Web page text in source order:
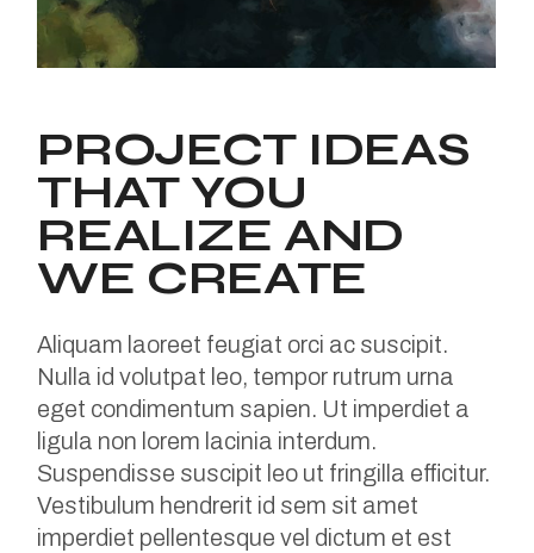
PROJECT IDEAS
THAT YOU
REALIZE AND
WE CREATE
Aliquam laoreet feugiat orci ac suscipit.
Nulla id volutpat leo, tempor rutrum urna
eget condimentum sapien. Ut imperdiet a
ligula non lorem lacinia interdum.
Suspendisse suscipit leo ut fringilla efficitur.
Vestibulum hendrerit id sem sit amet
imperdiet pellentesque vel dictum et est